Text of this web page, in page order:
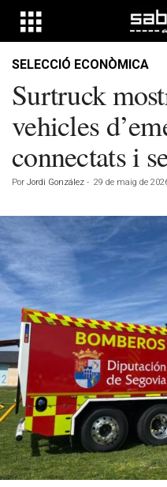
SELECCIÓ ECONÒMICA
Surtruck
vehicles
connectats i
Por Jordi González - 29 de maig de